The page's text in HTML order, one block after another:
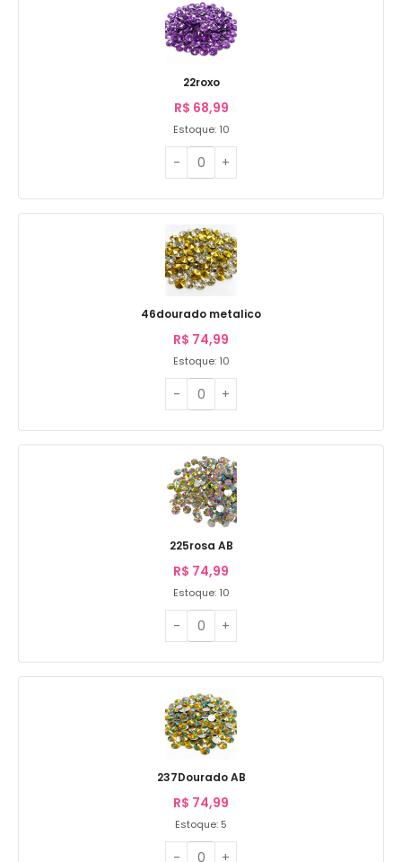
22roxo
R$ 68,99
Estoque: 10
46dourado metalico
R$ 74,99
Estoque: 10
225rosa AB
R$ 74,99
Estoque: 10
237Dourado AB
R$ 74,99
Estoque: 5